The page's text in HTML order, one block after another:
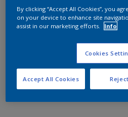
Ukuran
4 KG
Jumlah Kalkulator
By clicking “Accept All Cookies”, you
on your device to enhance site
assist in our marketing efforts.
Info
Cookies
Accept All Cookies